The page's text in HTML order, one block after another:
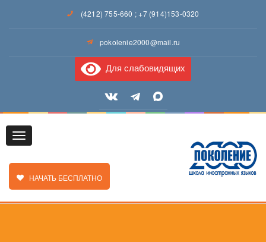
(4212) 755-660 ;+7 (914)153-0320
pokolenie2000@mail.ru
Для слабовидящих
Toggle
ЗАКАЗАТЬ ЗВОНОК
НАЧАТЬ БЕСПЛАТНО